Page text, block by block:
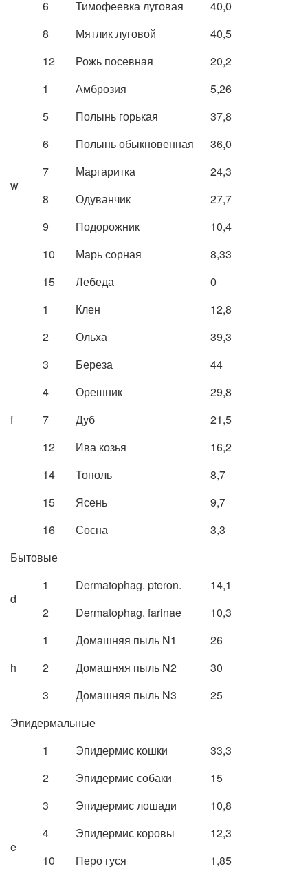
6
Тимофеевка луговая
40,0
8
Мятлик луговой
40,5
12
Рожь посевная 20,2
w
1 Амброзия
5,26
5
Полынь горькая
37,8
6
Полынь обыкновенная
36,0
7
Маргаритка
24,3
8
Одуванчик
27,7
9
Подорожник
10,4
10
Марь сорная
8,33
15
Лебеда 0
f
1 Клен
12,8
2
Ольха
39,3
3
Береза
44
4
Орешник
29,8
7
Дуб
21,5
12
Ива козья
16,2
14
Тополь
8,7
15
Ясень
9,7
16
Сосна
3,3
Бытовые
d
1 Dermatophag. pteron.
14,1
2
Dermatophag. farinae 10,3
h
1 Домашняя пыль N1
26
2
Домашняя пыль N2
30
3
Домашняя пыль N3
25
Эпидермальные
e
1 Эпидермис кошки
33,3
2
Эпидермис собаки
15
3
Эпидермис лошади
10,8
4
Эпидермис коровы
12,3
10
Перо гуся
1,85